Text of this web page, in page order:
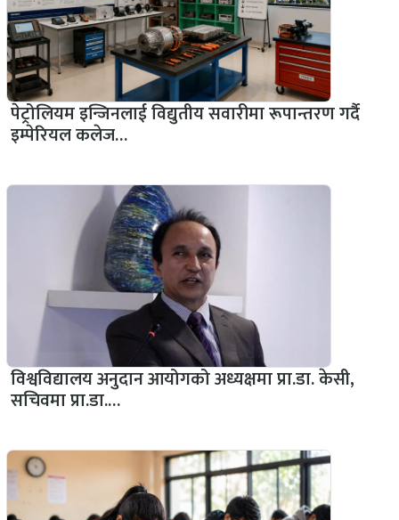
पेट्रोलियम इन्जिनलाई विद्युतीय सवारीमा रूपान्तरण गर्दै
इम्पेरियल कलेज…
विश्वविद्यालय अनुदान आयोगको अध्यक्षमा प्रा.डा. केसी,
सचिवमा प्रा.डा.…